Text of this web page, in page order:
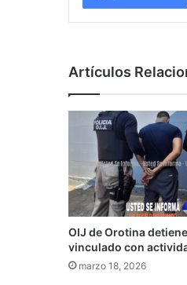
Artículos
OIJ de Orotina
vinculado con
marzo 18, 2026